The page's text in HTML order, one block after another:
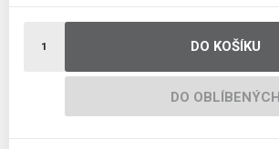
DO KOŠÍKU
DO OBLÍBENÝCH